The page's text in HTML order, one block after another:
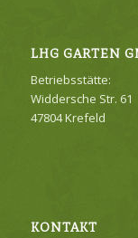
LHG GARTEN
Betriebsstätte:
Widdersche Str. 61
47804 Krefeld
KONTAKT